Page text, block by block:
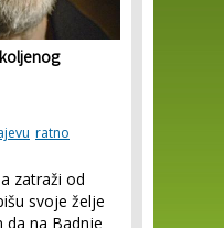
ratno
zatraži od
svoje želje
da na Badnje